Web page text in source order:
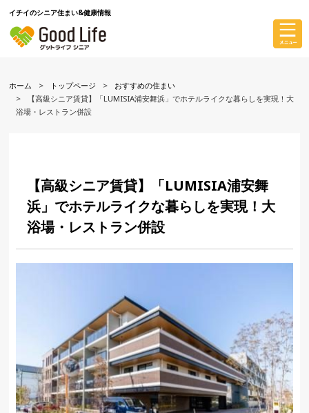
イチイのシニア住まい&健康情報
ホーム トップページ
おすすめの住まい
【高級シニア賃貸】「LUMISIA浦安舞浜」でホテルライクな暮らしを実現！大
浴場・レストラン併設
【高級シニア賃貸】「LUMISIA浦安舞
浜」でホテルライクな暮らしを実現！大
浴場・レストラン併設